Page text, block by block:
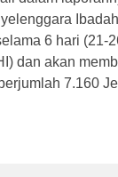
6 hari (21-
dan akan
7.160